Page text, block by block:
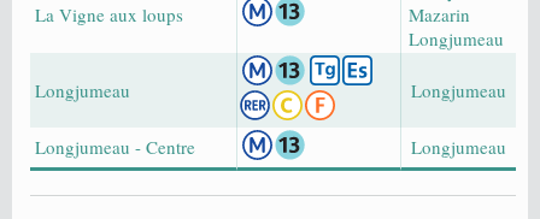
La Vigne aux loups
Mazarin
Longjumeau
Longjumeau Longjumeau
Longjumeau - Centre Longjumeau